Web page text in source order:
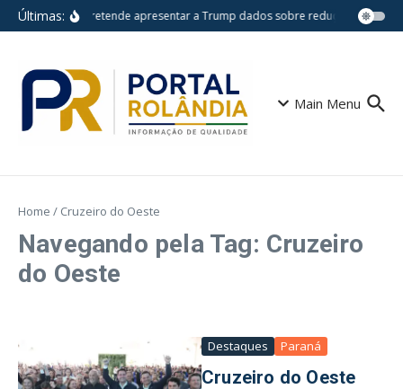
Ir para o conteúdo
Últimas:Lula pretende apresentar a Trump dados sobre redução do
Main Menu
Home / Cruzeiro do Oeste
Navegando pela Tag: Cruzeiro
do Oeste
Destaques Paraná
Cruzeiro do Oeste